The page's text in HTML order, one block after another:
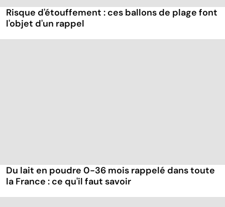
Risque d'étouffement : ces ballons de plage font
l'objet d'un rappel
Du lait en poudre 0-36 mois rappelé dans toute
la France : ce qu'il faut savoir